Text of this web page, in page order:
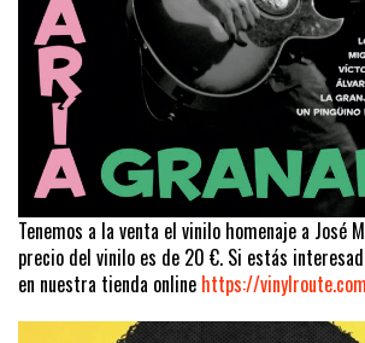
Tenemos a la venta el vinilo homenaje a José
precio del vinilo es de 20 €. Si estás
en nuestra tienda online https://